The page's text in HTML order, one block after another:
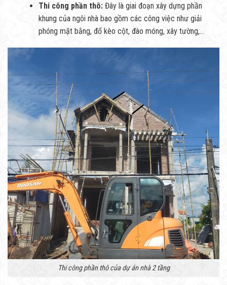
Thi công phần thô:Đây là giai đoạn xây dựng phần
khung của ngôi nhà bao gồm các công việc như giải
phóng mặt bằng, đổ kèo cột, đào móng, xây tường,…
Thi công phần thô của dự án nhà 2 tầng